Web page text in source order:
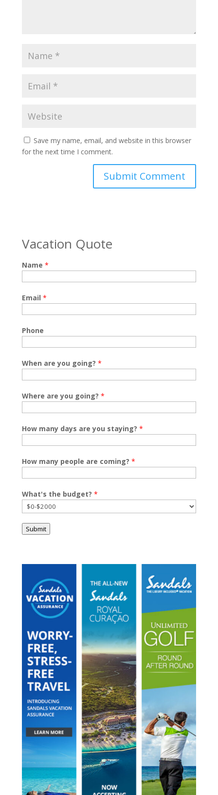
Save my name, email, and website in this browser
for the next time I comment.
Vacation Quote
Name *
Email *
Phone
When are you going? *
Where are you going? *
How many days are you staying? *
How many people are coming? *
What's the budget? *
Submit